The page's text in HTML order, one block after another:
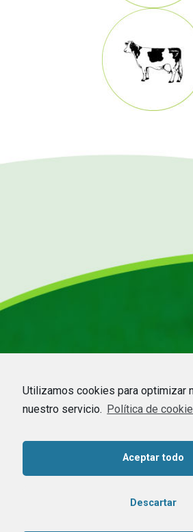
Utilizamos cookies para optimizar
nuestro servicio. Política de
Aceptar todo
Descartar
–APICULTURA –